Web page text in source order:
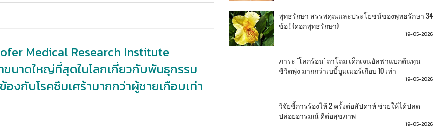
Medical Research Institute
ขนาดใหญ่ที่สุดในโลกเกี่ยวกับพันธุกรรม
งกับโรคซึมเศร้ามากกว่าผู้ชายเกือบเท่า
พุทธรักษา สรรพคุณและประโยชน์ของพุทธรักษา 34
ข้อ ! (ดอกพุทธรักษา)
19-05-2026
ภาระ 'โลกร้อน' ถาโถม เด็กเจนอัลฟาแบกต้นทุน
ชีวิตพุ่ง มากกว่าเบบี้บูมเมอร์เกือบ 10 เท่า
19-05-2026
วิจัยชี้การร้องไห้ 2 ครั้งต่อสัปดาห์ ช่วยให้ได้ปลด
ปล่อยอารมณ์ ดีต่อสุขภาพ
19-05-2026